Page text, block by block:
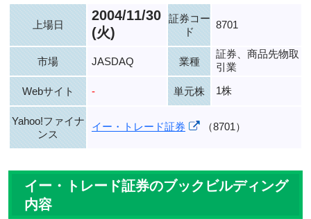
上場日
2004/11/30
(火)
証券コー
ド
8701
市場 JASDAQ 業種
証券、商品先物取
引業
Webサイト - 単元株 1株
Yahoo!ファイナ
ンス
イー・トレード証券 （8701）
イー・トレード証券のブックビルディング
内容